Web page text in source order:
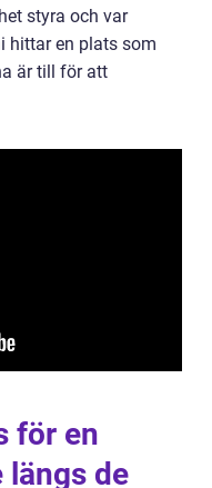
styra och var
hittar en plats som
är till för att
för en
längs de